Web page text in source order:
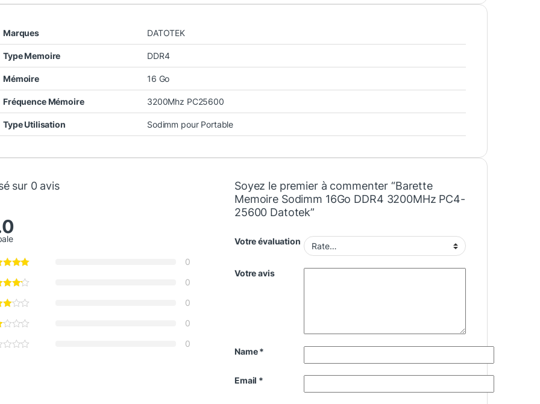
Marques DATOTEK
Type Memoire DDR4
Mémoire 16 Go
Fréquence Mémoire 3200Mhz PC25600
Type Utilisation Sodimm pour Portable
sur 0 avis
0
0
0
0
0
Soyez le premier à commenter “Barette
Memoire Sodimm 16Go DDR4 3200MHz PC4-
25600 Datotek”
Votre évaluation
Votre avis
Name*
Email *